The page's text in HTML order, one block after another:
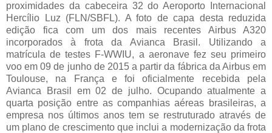
proximidades da cabeceira 32 do Aeroporto Internacional
Hercílio Luz (FLN/SBFL). A foto de capa desta reduzida
edição fica com um dos mais recentes Airbus A320
incorporados à frota da Avianca Brasil. Utilizando a
matrícula de testes F-WWIU, a aeronave fez seu primeiro
voo em 09 de junho de 2015 a partir da fábrica da Airbus em
Toulouse, na França e foi oficialmente recebida pela
Avianca Brasil em 02 de julho. Ocupando atualmente a
quarta posição entre as companhias aéreas brasileiras, a
empresa nos últimos anos tem se restruturado através de
um plano de crescimento que inclui a modernização da frota